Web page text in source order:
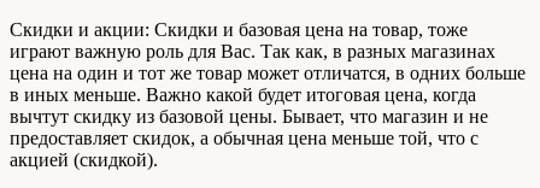
Скидки и акции: Скидки и базовая цена на товар, тоже
играют важную роль для Вас. Так как, в разных магазинах
цена на один и тот же товар может отличатся, в одних больше
в иных меньше. Важно какой будет итоговая цена, когда
вычтут скидку из базовой цены. Бывает, что магазин и не
предоставляет скидок, а обычная цена меньше той, что с
акцией (скидкой).